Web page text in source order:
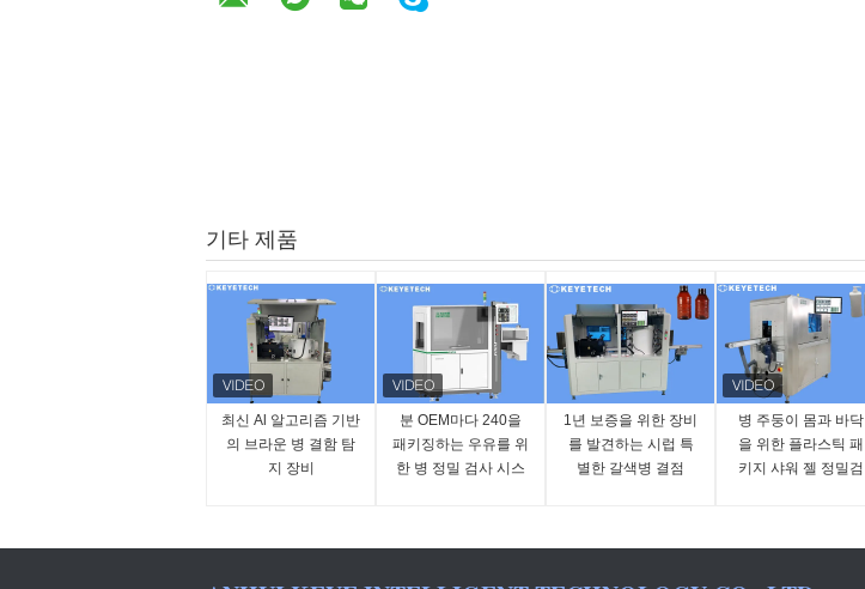
기타 제품
최신 Al 알고리즘 기반
의 브라운 병 결함 탐
지 장비
분 OEM마다 240을
패키징하는 우유를 위
한 병 정밀 검사 시스
1년 보증을 위한 장비
를 발견하는 시럽 특
별한 갈색병 결점
병 주둥이 몸과 바닥
을 위한 플라스틱 패
키지 샤워 젤 정밀검